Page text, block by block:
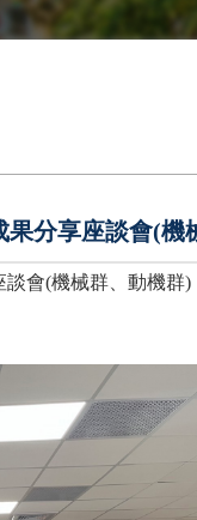
果分享座談會(機
談會(機械群、動機群)